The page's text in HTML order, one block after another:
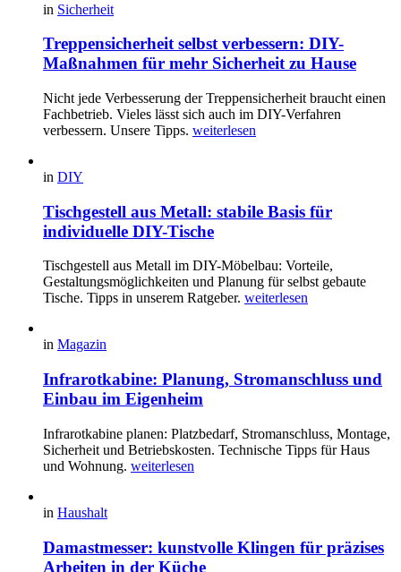
in Sicherheit
Treppensicherheit selbst verbessern: DIY-
Maßnahmen für mehr Sicherheit zu Hause
Nicht jede Verbesserung der Treppensicherheit braucht einen
Fachbetrieb. Vieles lässt sich auch im DIY-Verfahren
verbessern. Unsere Tipps. weiterlesen
in DIY
Tischgestell aus Metall: stabile Basis für
individuelle DIY-Tische
Tischgestell aus Metall im DIY-Möbelbau: Vorteile,
Gestaltungsmöglichkeiten und Planung für selbst gebaute
Tische. Tipps in unserem Ratgeber. weiterlesen
in Magazin
Infrarotkabine: Planung, Stromanschluss und
Einbau im Eigenheim
Infrarotkabine planen: Platzbedarf, Stromanschluss, Montage,
Sicherheit und Betriebskosten. Technische Tipps für Haus
und Wohnung. weiterlesen
in Haushalt
Damastmesser: kunstvolle Klingen für präzises
Arbeiten in der Küche